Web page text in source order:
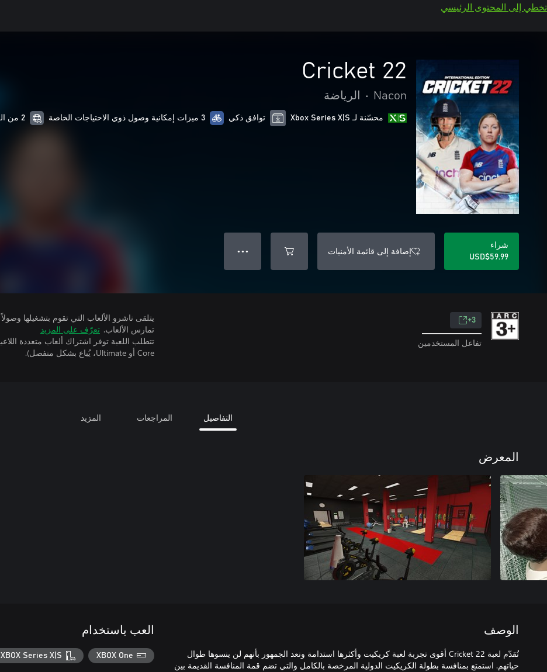
تخطي إلى المحتوى الرئيسي
Cricket 22
Nacon
• الرياضة
محسّنة لـ Xbox Series X|S توافق ذكي 3 ميزات إمكانية وصول ذوي الاحتياجات الخاصة 2 من اللغات المدعمة
شراء
USD$59.99
إضافة إلى قائمة الأمنيات ● ● ●
3+
تفاعل المستخدمين
تمارس الألعاب. تعرّف على المزيد
Core أو Ultimate، يُباع بشكل منفصل).
التفاصيل المراجعات المزيد
المعرض
الوصف
تُقدّم لعبة Cricket 22 أقوى تجربة لعبة كريكيت وأكثرها استدامة ونعد الجمهور بأنهم لن ينسوها طوال
حياتهم. استمتع بمنافسة بطولة الكريكيت الدولية المرخصة بالكامل والتي تضم قمة المنافسة القديمة بين
العب باستخدام
XBOX One
XBOX Series X|S